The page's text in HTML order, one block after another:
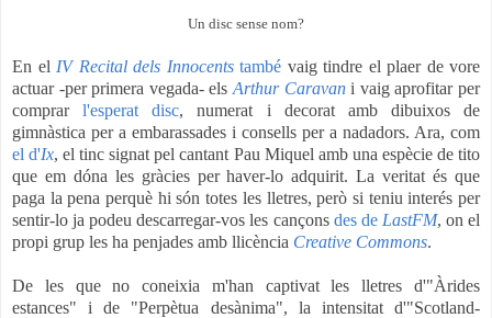
Un disc sense nom?
En el IV Recital dels Innocents també vaig tindre el plaer de vore
actuar -per primera vegada- els Arthur Caravani vaig aprofitar per
comprarl'esperat disc, numerat i decorat amb dibuixos de
gimnàstica per a embarassades i consells per a nadadors. Ara, com
el d'Ix, el tinc signat pel cantant Pau Miquel amb una espècie de tito
que em dóna les gràcies per haver-lo adquirit. La veritat és que
paga la pena perquè hi són totes les lletres, però si teniu interés per
sentir-lo ja podeu descarregar-vos les cançons des de LastFM, onel
propi grup les ha penjades amb llicència Creative Commons.
De les que no coneixia m'han captivat les lletres d'"Àrides
estances" i de "Perpètua desànima", la intensitat d'"Scotland-